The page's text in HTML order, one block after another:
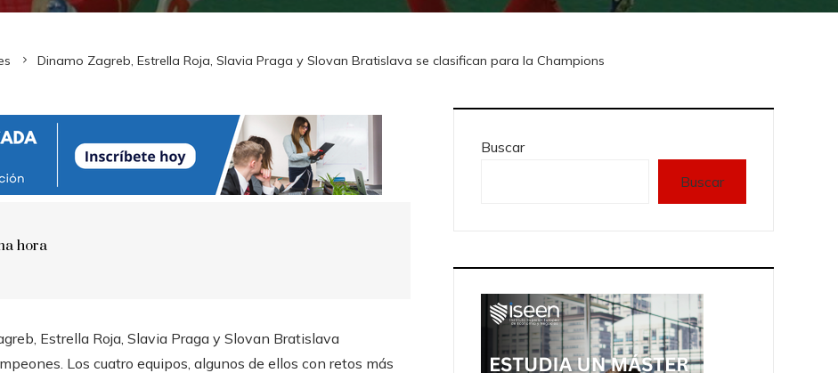
Dinamo Zagreb, Estrella Roja, Slavia Praga y Slovan Bratislava se clasifican para la Champions
hora
Estrella Roja, Slavia Praga y Slovan Bratislava
Los cuatro equipos, algunos de ellos con retos más
Buscar
Buscar